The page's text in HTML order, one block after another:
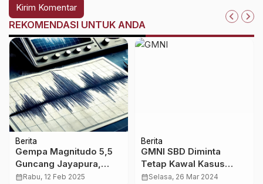
REKOMENDASI UNTUK ANDA
Berita
Gempa Magnitudo 5,5
Guncang Jayapura,
Warga Diminta Waspada
calendar_monthRabu, 12 Feb 2025
Berita
GMNI SBD Diminta
Tetap Kawal Kasus
Perusahaan Lawadi,
calendar_monthSelasa, 26 Mar 2024